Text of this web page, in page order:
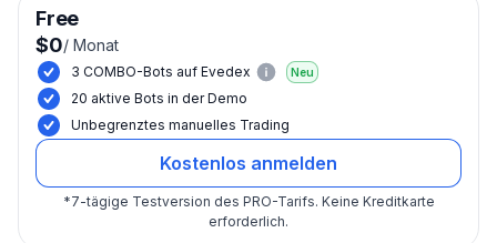
Free
$0/ Monat
3 COMBO-Bots auf Evedex Neu
20 aktive Bots in der Demo
Unbegrenztes manuelles Trading
Kostenlos anmelden
*7-tägige Testversion des PRO-Tarifs. Keine Kreditkarte
erforderlich.